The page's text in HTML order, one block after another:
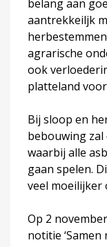
belang aan
aantrekkeiljk
agrarische
ook
platteland
Bij sloop en
bebouwing zal
waarbij alle
gaan spelen.
veel moeilijker
Op 2
notitie